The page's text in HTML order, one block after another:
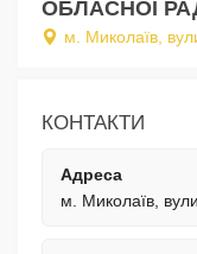
ОБЛАСНОЇ
м. Миколаїв,
КОНТАКТИ
Адреса
м. Миколаїв,